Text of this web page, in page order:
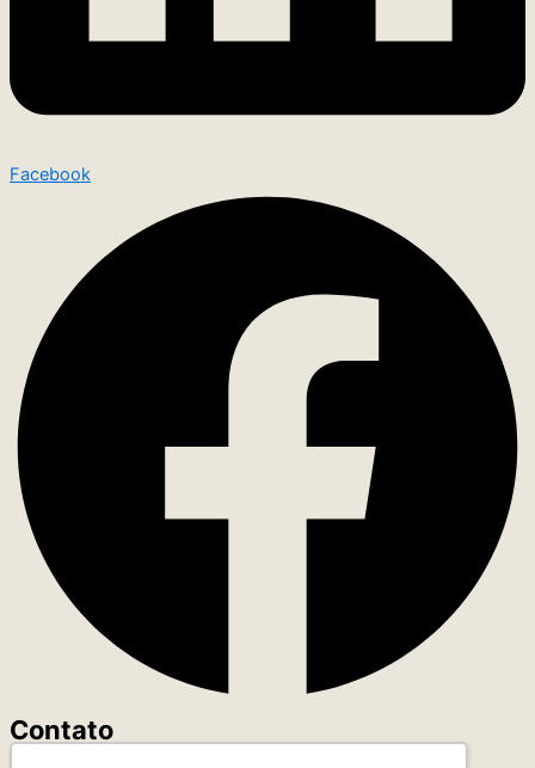
Facebook
Contato